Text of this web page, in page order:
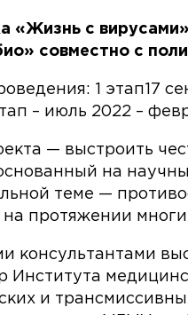
«Жизнь с
совместно с
1 этап17
– июль 2022 –
— выстроить
на
теме —
протяжении
консультантами
Института
и